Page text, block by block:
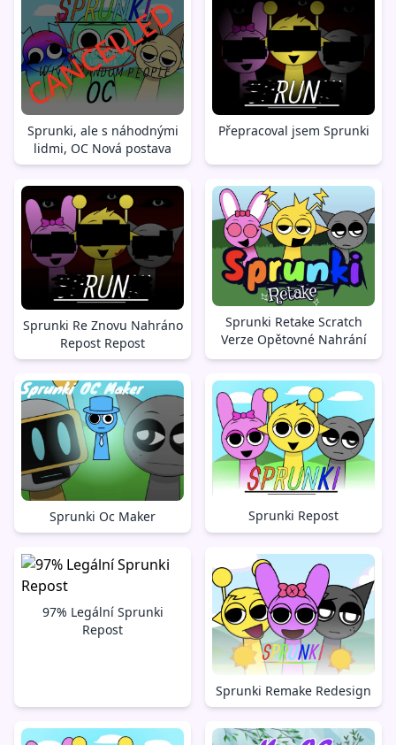
Sprunki, ale s náhodnými
lidmi, OC Nová postava
Přepracoval jsem Sprunki
Sprunki Re Znovu Nahráno
Repost Repost
Sprunki Retake Scratch
Verze Opětovné Nahrání
Sprunki Oc Maker Sprunki Repost
97% Legální Sprunki
Repost
Sprunki Remake Redesign